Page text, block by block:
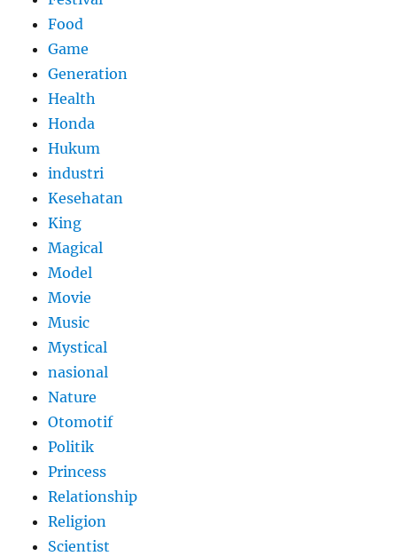
Food
Game
Generation
Health
Honda
Hukum
industri
Kesehatan
King
Magical
Model
Movie
Music
Mystical
nasional
Nature
Otomotif
Politik
Princess
Relationship
Religion
Scientist